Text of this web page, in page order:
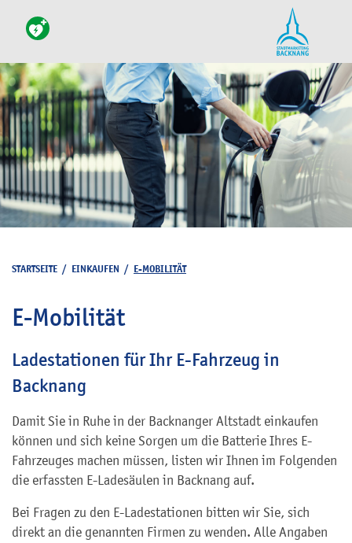
STARTSEITE / EINKAUFEN / E-MOBILITÄT
E-Mobilität
Ladestationen für Ihr E-Fahrzeug in
Backnang
Damit Sie in Ruhe in der Backnanger Altstadt einkaufen
können und sich keine Sorgen um die Batterie Ihres E-
Fahrzeuges machen müssen, listen wir Ihnen im Folgenden
die erfassten E-Ladesäulen in Backnang auf.
Bei Fragen zu den E-Ladestationen bitten wir Sie, sich
direkt an die genannten Firmen zu wenden. Alle Angaben